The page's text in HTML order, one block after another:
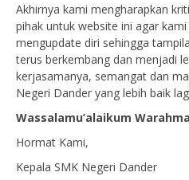
Akhirnya kami mengharapkan
pihak untuk website ini agar
mengupdate diri sehingga
terus berkembang dan menjadi
kerjasamanya, semangat dan
Negeri Dander yang lebih baik
Wassalamu’alaikum
Hormat Kami,
Kepala SMK Negeri Dander